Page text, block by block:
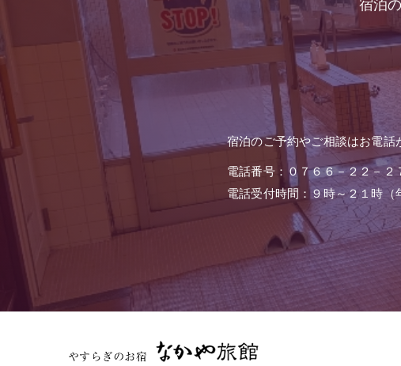
宿泊
宿泊のご予約やご相談はお電
電話番号：０７６６－２２－２
電話受付時間：９時～２１時（